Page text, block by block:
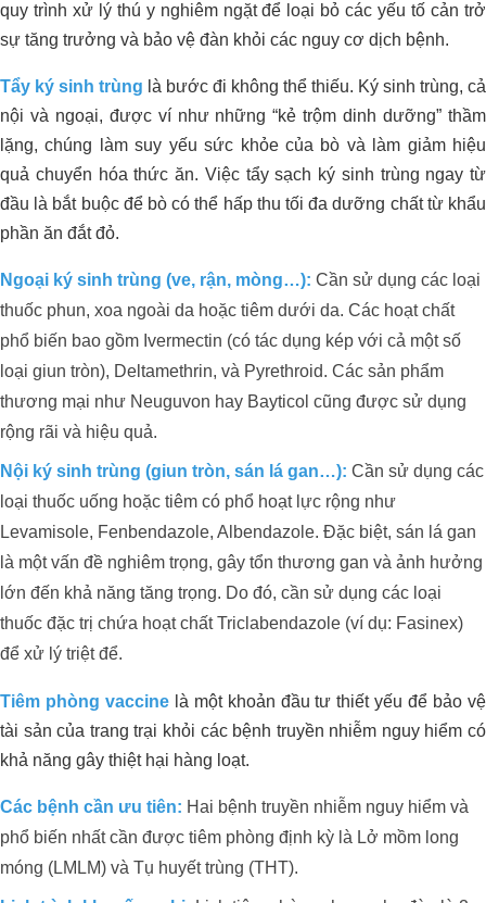
quy trình xử lý thú y nghiêm ngặt để loại bỏ các yếu tố cản trở
sự tăng trưởng và bảo vệ đàn khỏi các nguy cơ dịch bệnh.
Tẩy ký sinh trùng là bước đi không thể thiếu. Ký sinh trùng, cả
nội và ngoại, được ví như những “kẻ trộm dinh dưỡng” thầm
lặng, chúng làm suy yếu sức khỏe của bò và làm giảm hiệu
quả chuyển hóa thức ăn. Việc tẩy sạch ký sinh trùng ngay từ
đầu là bắt buộc để bò có thể hấp thu tối đa dưỡng chất từ khẩu
phần ăn đắt đỏ.
Ngoại ký sinh trùng (ve, rận, mòng…): Cần sử dụng các loại
thuốc phun, xoa ngoài da hoặc tiêm dưới da. Các hoạt chất
phổ biến bao gồm Ivermectin (có tác dụng kép với cả một số
loại giun tròn), Deltamethrin, và Pyrethroid. Các sản phẩm
thương mại như Neuguvon hay Bayticol cũng được sử dụng
rộng rãi và hiệu quả.
Nội ký sinh trùng (giun tròn, sán lá gan…): Cần sử dụng các
loại thuốc uống hoặc tiêm có phổ hoạt lực rộng như
Levamisole, Fenbendazole, Albendazole. Đặc biệt, sán lá gan
là một vấn đề nghiêm trọng, gây tổn thương gan và ảnh hưởng
lớn đến khả năng tăng trọng. Do đó, cần sử dụng các loại
thuốc đặc trị chứa hoạt chất Triclabendazole (ví dụ: Fasinex)
để xử lý triệt để.
Tiêm phòng vaccinelà một khoản đầu tư thiết yếu để bảo vệ
tài sản của trang trại khỏi các bệnh truyền nhiễm nguy hiểm có
khả năng gây thiệt hại hàng loạt.
Các bệnh cần ưu tiên: Hai bệnh truyền nhiễm nguy hiểm và
phổ biến nhất cần được tiêm phòng định kỳ là Lở mồm long
móng (LMLM) và Tụ huyết trùng (THT).